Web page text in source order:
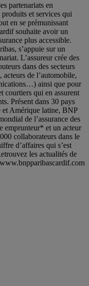
partenariats en
produits et services qui
en se prémunissant
souhaite avoir un
plus accessible.
s’appuie sur un
L’assureur crée des
dans des secteurs
de l’automobile,
ainsi que pour
courtiers qui en assurent
Présent dans 30 pays
et Amérique latine, BNP
de l’assurance des
emprunteur* et un acteur
collaborateurs dans le
d’affaires qui s’est
les actualités de